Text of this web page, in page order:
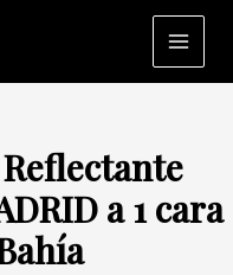
a 1 cara